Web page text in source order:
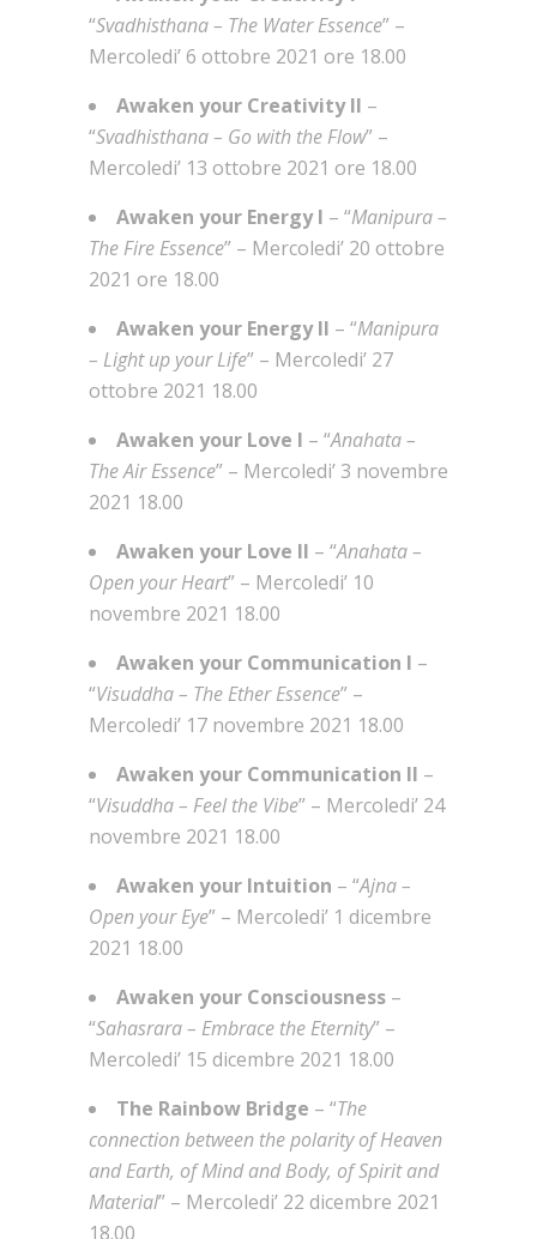
“Svadhisthana – The Water Essence” –
Mercoledi’ 6 ottobre 2021 ore 18.00
Awaken your Creativity II –
“Svadhisthana – Go with the Flow” –
Mercoledi’ 13 ottobre 2021 ore 18.00
Awaken your Energy I – “Manipura –
The Fire Essence” – Mercoledi’ 20 ottobre
2021 ore 18.00
Awaken your Energy II – “Manipura
– Light up your Life” – Mercoledi’ 27
ottobre 2021 18.00
Awaken your Love I – “Anahata –
The Air Essence” – Mercoledi’ 3 novembre
2021 18.00
Awaken your Love II – “Anahata –
Open your Heart” – Mercoledi’ 10
novembre 2021 18.00
Awaken your Communication I –
“Visuddha – The Ether Essence” –
Mercoledi’ 17 novembre 2021 18.00
Awaken your Communication II –
“Visuddha – Feel the Vibe” – Mercoledi’ 24
novembre 2021 18.00
Awaken your Intuition – “Ajna –
Open your Eye” – Mercoledi’ 1 dicembre
2021 18.00
Awaken your Consciousness –
“Sahasrara – Embrace the Eternity” –
Mercoledi’ 15 dicembre 2021 18.00
The Rainbow Bridge – “The
connection between the polarity of Heaven
and Earth, of Mind and Body, of Spirit and
Material” – Mercoledi’ 22 dicembre 2021
18.00